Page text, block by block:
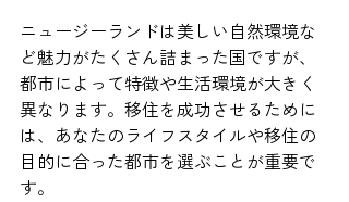
ニュージーランドは美しい自然環境な
ど魅力がたくさん詰まった国ですが、
都市によって特徴や生活環境が大きく
異なります。移住を成功させるために
は、あなたのライフスタイルや移住の
目的に合った都市を選ぶことが重要で
す。